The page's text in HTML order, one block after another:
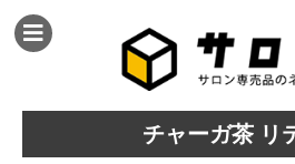
チャーガ茶 リ